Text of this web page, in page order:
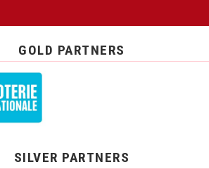
GOLD PARTNERS
SILVER PARTNERS